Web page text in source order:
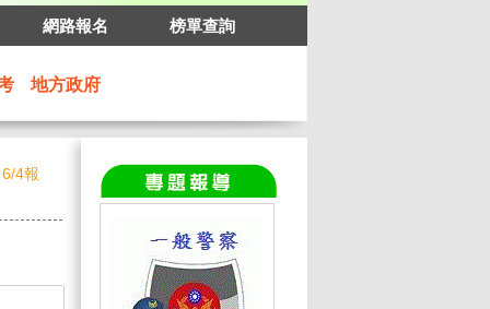
網路報名 榜單查詢
地方政府
4報